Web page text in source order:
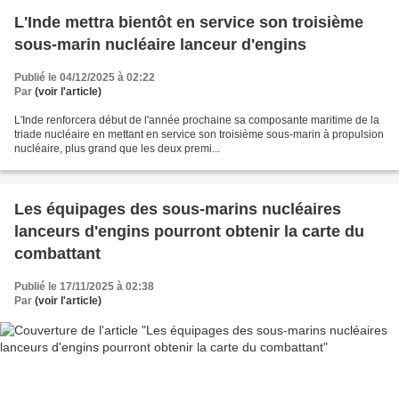
L'Inde mettra bientôt en service son troisième
sous-marin nucléaire lanceur d'engins
Publié le 04/12/2025 à 02:22
Par (voir l'article)
L'Inde renforcera début de l'année prochaine sa composante maritime de la
triade nucléaire en mettant en service son troisième sous-marin à propulsion
nucléaire, plus grand que les deux premi...
Les équipages des sous-marins nucléaires
lanceurs d'engins pourront obtenir la carte du
combattant
Publié le 17/11/2025 à 02:38
Par (voir l'article)